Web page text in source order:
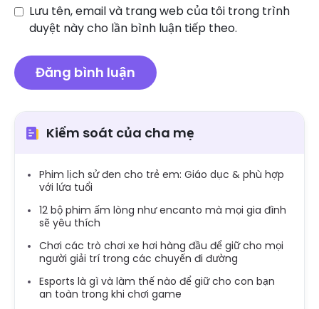
Lưu tên, email và trang web của tôi trong trình
duyệt này cho lần bình luận tiếp theo.
Kiểm soát của cha mẹ
Phim lịch sử đen cho trẻ em: Giáo dục & phù hợp
với lứa tuổi
12 bộ phim ấm lòng như encanto mà mọi gia đình
sẽ yêu thích
Chơi các trò chơi xe hơi hàng đầu để giữ cho mọi
người giải trí trong các chuyến đi đường
Esports là gì và làm thế nào để giữ cho con bạn
an toàn trong khi chơi game